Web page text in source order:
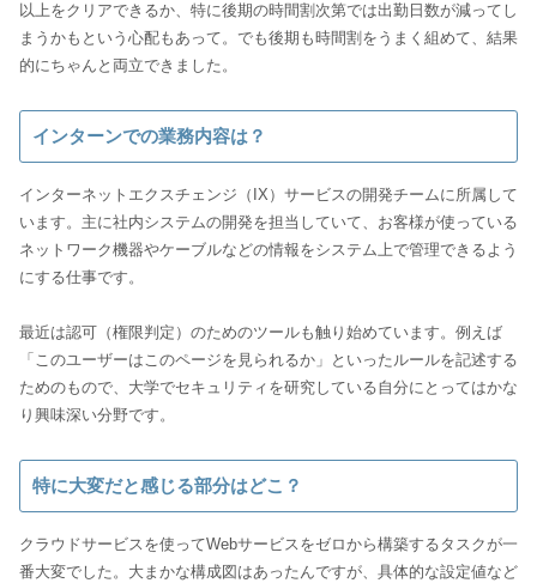
以上をクリアできるか、特に後期の時間割次第では出勤日数が減ってし
まうかもという心配もあって。でも後期も時間割をうまく組めて、結果
的にちゃんと両立できました。
インターンでの業務内容は？
インターネットエクスチェンジ（IX）サービスの開発チームに所属して
います。主に社内システムの開発を担当していて、お客様が使っている
ネットワーク機器やケーブルなどの情報をシステム上で管理できるよう
にする仕事です。
最近は認可（権限判定）のためのツールも触り始めています。例えば
「このユーザーはこのページを見られるか」といったルールを記述する
ためのもので、大学でセキュリティを研究している自分にとってはかな
り興味深い分野です。
特に大変だと感じる部分はどこ？
クラウドサービスを使ってWebサービスをゼロから構築するタスクが一
番大変でした。大まかな構成図はあったんですが、具体的な設定値など